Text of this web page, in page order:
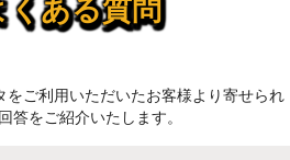
くある質問
をご利用いただいたお客様より寄せられ
答をご紹介いたします。